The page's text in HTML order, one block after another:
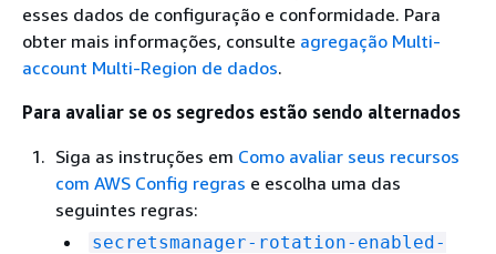
esses dados de configuração e conformidade. Para
obter mais informações, consulte agregação Multi-
account Multi-Region de dados.
Para avaliar se os segredos estão sendo alternados
Siga as instruções em Como avaliar seus recursos
com AWS Config regras e escolha uma das
seguintes regras:
secretsmanager-rotation-enabled-